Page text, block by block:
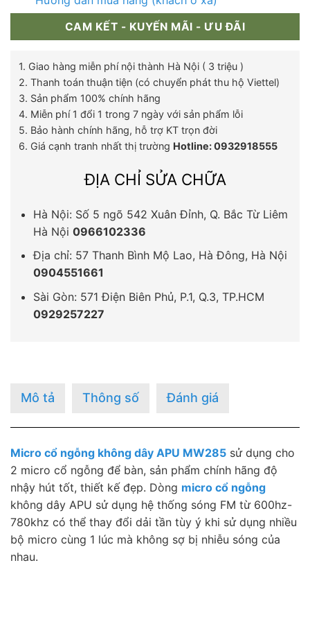
CAM KẾT - KUYẾN MÃI - ƯU ĐÃI
1. Giao hàng miễn phí nội thành Hà Nội ( 3 triệu )
2. Thanh toán thuận tiện (có chuyển phát thu hộ Viettel)
3. Sản phẩm 100% chính hãng
4. Miễn phí 1 đổi 1 trong 7 ngày với sản phẩm lỗi
5. Bảo hành chính hãng, hỗ trợ KT trọn đời
6. Giá cạnh tranh nhất thị trường Hotline: 0932918555
ĐỊA CHỈ SỬA CHỮA
Hà Nội: Số 5 ngõ 542 Xuân Đỉnh, Q. Bắc Từ Liêm
Hà Nội 0966102336
Địa chỉ: 57 Thanh Bình Mộ Lao, Hà Đông, Hà Nội
0904551661
Sài Gòn: 571 Điện Biên Phủ, P.1, Q.3, TP.HCM
0929257227
Mô tả Thông số Đánh giá
Micro cổ ngỗng không dây APU MW285 sử dụng cho
2 micro cổ ngỗng để bàn, sản phẩm chính hãng độ
nhậy hút tốt, thiết kế đẹp. Dòng micro cổ ngỗng
không dây APU sử dụng hệ thống sóng FM từ 600hz-
780khz có thể thay đổi dải tần tùy ý khi sử dụng nhiều
bộ micro cùng 1 lúc mà không sợ bị nhiễu sóng của
nhau.